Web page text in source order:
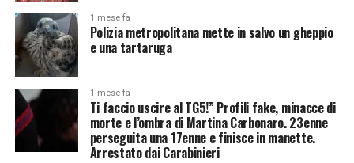
1 mese fa
Polizia metropolitana mette in salvo un gheppio
e una tartaruga
1 mese fa
Ti faccio uscire al TG5!” Profili fake, minacce di
morte e l’ombra di Martina Carbonaro. 23enne
perseguita una 17enne e finisce in manette.
Arrestato dai Carabinieri